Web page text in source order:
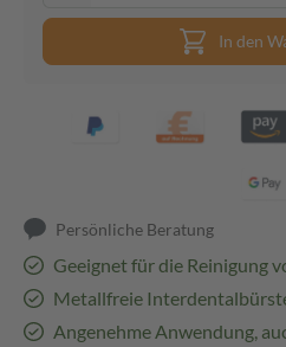
In den
Persönliche Beratung
Geeignet für die Reinigung
Metallfreie
Angenehme Anwendung,